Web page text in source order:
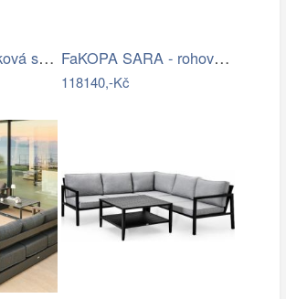
DEOKORK Hliníková sestava pro 6 osob… FaKOPA SARA - rohová sedačka ze…
118140,-Kč